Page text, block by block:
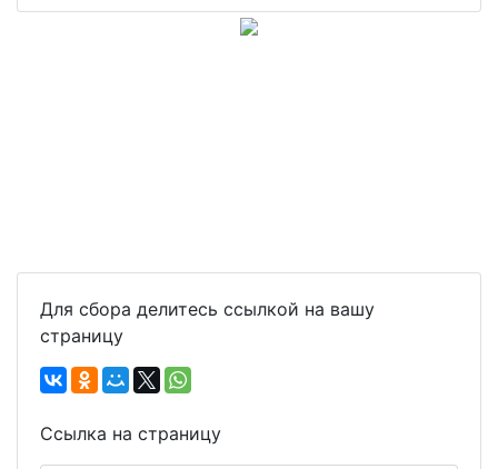
Для сбора делитесь ссылкой на вашу
страницу
Ссылка на страницу